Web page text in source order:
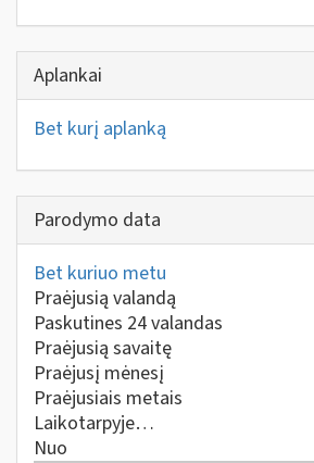
Aplankai
Bet kurį aplanką
Parodymo data
Bet kuriuo metu
Praėjusią valandą
Paskutines 24 valandas
Praėjusią savaitę
Praėjusį mėnesį
Praėjusiais metais
Laikotarpyje…
Nuo